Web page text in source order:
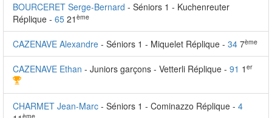
BOURCERET Serge-Bernard - Séniors 1 - Kuchenreuter
Réplique - 65 21 ème
CAZENAVE Alexandre - Séniors 1 - Miquelet Réplique - 34 7ème
CAZENAVE Ethan - Juniors garçons - Vetterli Réplique - 91 1 er
CHARMET Jean-Marc - Séniors 1 - Cominazzo Réplique - 4
ème